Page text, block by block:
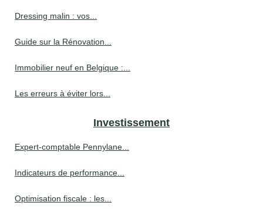
Dressing malin : vos...
Guide sur la Rénovation...
Immobilier neuf en Belgique :...
Les erreurs à éviter lors...
Investissement
Expert-comptable Pennylane...
Indicateurs de performance...
Optimisation fiscale : les...